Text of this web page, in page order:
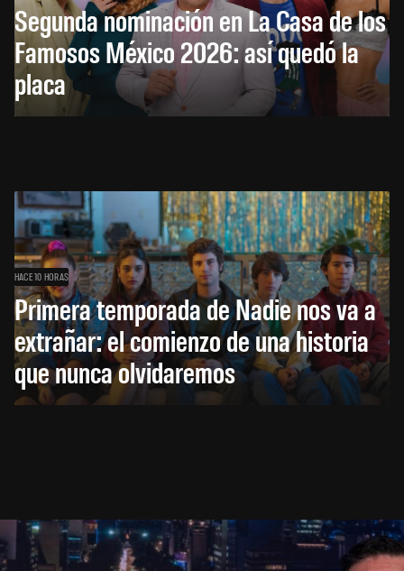
Segunda nominación en La Casa de los
Famosos México 2026: así quedó la
placa
HACE 10 HORAS
Primera temporada de Nadie nos va a
extrañar: el comienzo de una historia
que nunca olvidaremos